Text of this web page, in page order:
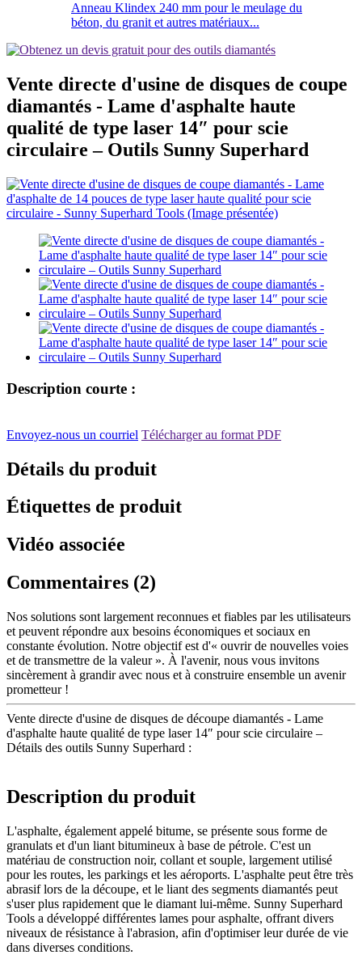
Anneau Klindex 240 mm pour le meulage du
béton, du granit et autres matériaux...
Vente directe d'usine de disques de coupe
diamantés - Lame d'asphalte haute
qualité de type laser 14″ pour scie
circulaire – Outils Sunny Superhard
Description courte :
Envoyez-nous un courriel Télécharger au format PDF
Détails du produit
Étiquettes de produit
Vidéo associée
Commentaires (2)
Nos solutions sont largement reconnues et fiables par les utilisateurs
et peuvent répondre aux besoins économiques et sociaux en
constante évolution. Notre objectif est d'« ouvrir de nouvelles voies
et de transmettre de la valeur ». À l'avenir, nous vous invitons
sincèrement à grandir avec nous et à construire ensemble un avenir
prometteur !
Vente directe d'usine de disques de découpe diamantés - Lame
d'asphalte haute qualité de type laser 14″ pour scie circulaire –
Détails des outils Sunny Superhard :
Description du produit
L'asphalte, également appelé bitume, se présente sous forme de
granulats et d'un liant bitumineux à base de pétrole. C'est un
matériau de construction noir, collant et souple, largement utilisé
pour les routes, les parkings et les aéroports. L'asphalte peut être très
abrasif lors de la découpe, et le liant des segments diamantés peut
s'user plus rapidement que le diamant lui-même. Sunny Superhard
Tools a développé différentes lames pour asphalte, offrant divers
niveaux de résistance à l'abrasion, afin d'optimiser leur durée de vie
dans diverses conditions.